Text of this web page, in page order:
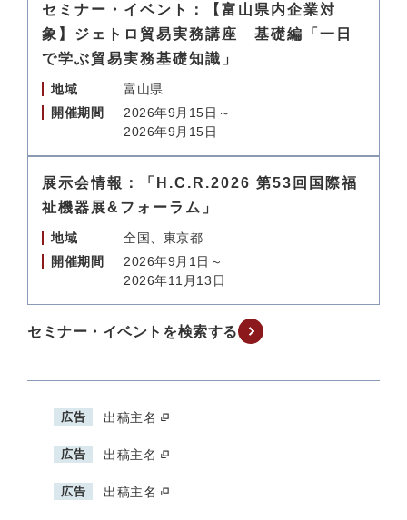
セミナー・イベント：【富山県内企業対
象】ジェトロ貿易実務講座 基礎編「一日
で学ぶ貿易実務基礎知識」
地域
富山県
開催期間
2026年9月15日～
2026年9月15日
展示会情報：「H.C.R.2026 第53回国際福
祉機器展&フォーラム」
地域
全国、東京都
開催期間
2026年9月1日～
2026年11月13日
セミナー・イベントを検索する
広告 出稿主名
広告 出稿主名
広告 出稿主名